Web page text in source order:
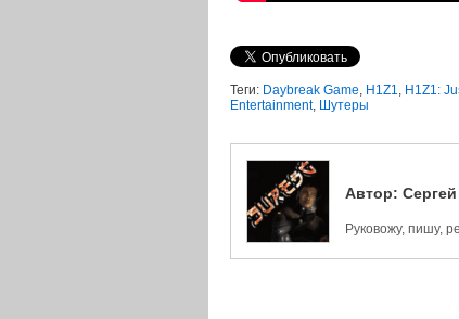
Теги: Daybreak Game, H1Z1, H1Z1:
Entertainment, Шутеры
Автор:
Руковожу, пишу,